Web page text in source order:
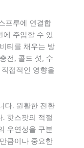
프루에 연결합
에 주입할 수 있
티를 채우는 방
전, 콜드 셧, 수
접적인 영향을
다. 원활한 전환
핫스팟의 적절
우연성을 구분
큼이나 중요한